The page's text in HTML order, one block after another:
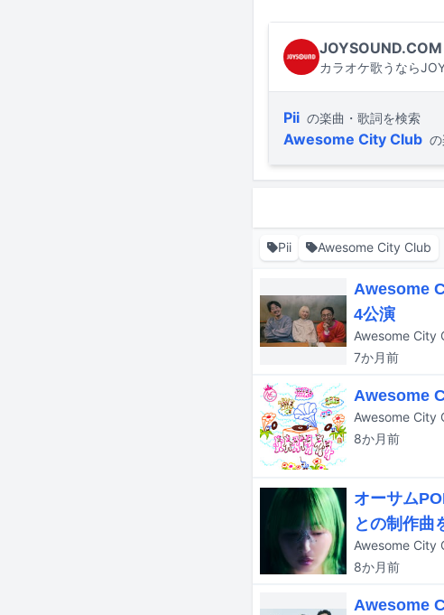
JOYSOUND.COM
カラオケ歌うなら
Pii の楽曲・歌詞を検索
Awesome City Club
Pii Awesome City Club
Awesome
4公演
Awesome City
7か月前
Awesome
Awesome City
8か月前
オーサム
との制作曲
8か月前
Awesome